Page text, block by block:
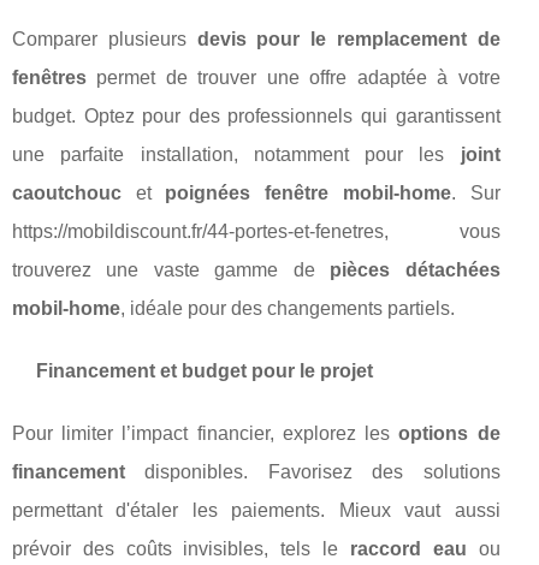
Comparer plusieurs devis pour le remplacement de
fenêtres permet de trouver une offre adaptée à votre
budget. Optez pour des professionnels qui garantissent
une parfaite installation, notamment pour les joint
caoutchouc et poignées fenêtre mobil-home. Sur
https://mobildiscount.fr/44-portes-et-fenetres, vous
trouverez une vaste gamme de pièces détachées
mobil-home, idéale pour des changements partiels.
Financement et budget pour le projet
Pour limiter l’impact financier, explorez lesoptions de
financement disponibles. Favorisez des solutions
permettant d'étaler les paiements. Mieux vaut aussi
prévoir des coûts invisibles, tels le raccord eau ou